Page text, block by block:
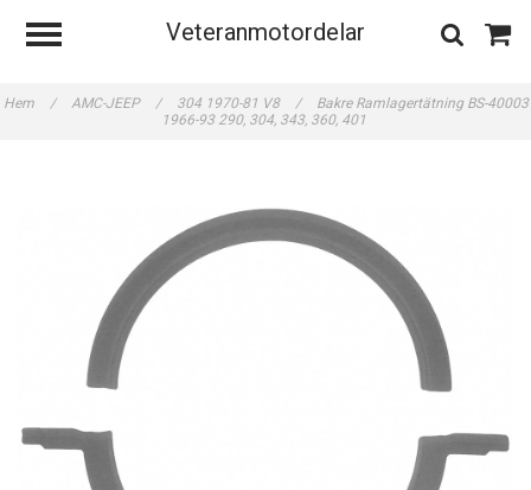
Veteranmotordelar
Hem / AMC-JEEP / 304 1970-81 V8 /
Bakre Ramlagertätning BS-40003
1966-93 290, 304, 343, 360, 401